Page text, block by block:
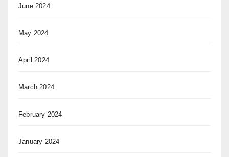
June 2024
May 2024
April 2024
March 2024
February 2024
January 2024